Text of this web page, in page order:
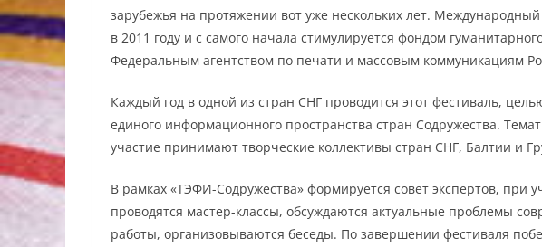
зарубежья на протяжении вот уже нескольких лет.
в 2011 году и с самого начала стимулируется фондом
Федеральным агентством по печати и массовым коммуникациям
Каждый год в одной из стран СНГ проводится этот фестиваль,
единого информационного пространства стран Содружества.
участие принимают творческие коллективы стран СНГ, Балтии и
В рамках «ТЭФИ-Содружества» формируется совет экспертов, при
проводятся мастер-классы, обсуждаются актуальные проблемы
работы, организовываются беседы. По завершении фестиваля